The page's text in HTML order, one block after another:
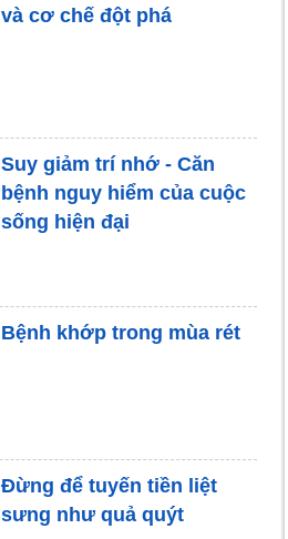
và cơ chế đột phá
Suy giảm trí nhớ - Căn
bệnh nguy hiểm của cuộc
sống hiện đại
Bệnh khớp trong mùa rét
Đừng để tuyến tiền liệt
sưng như quả quýt